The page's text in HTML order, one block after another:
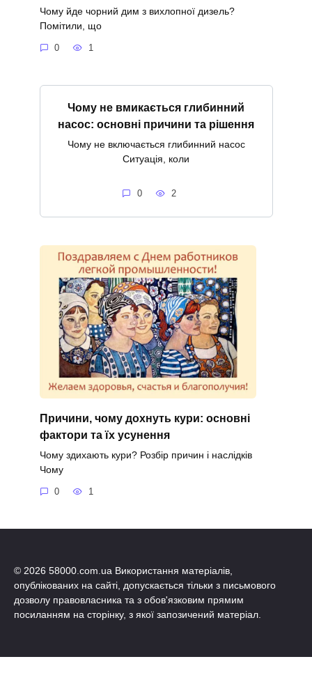
Чому йде чорний дим з вихлопної дизель?
Помітили, що
0 1
Чому не вмикається глибинний
насос: основні причини та рішення
Чому не включається глибинний насос
Ситуація, коли
0 2
Причини, чому дохнуть кури: основні
фактори та їх усунення
Чому здихають кури? Розбір причин і наслідків
Чому
0 1
© 2026 58000.com.ua Використання матеріалів,
опублікованих на сайті, допускається тільки з письмового
дозволу правовласника та з обов'язковим прямим
посиланням на сторінку, з якої запозичений матеріал.